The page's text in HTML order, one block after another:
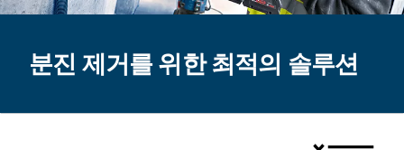
분진 제거를 위한 최적의 솔루션